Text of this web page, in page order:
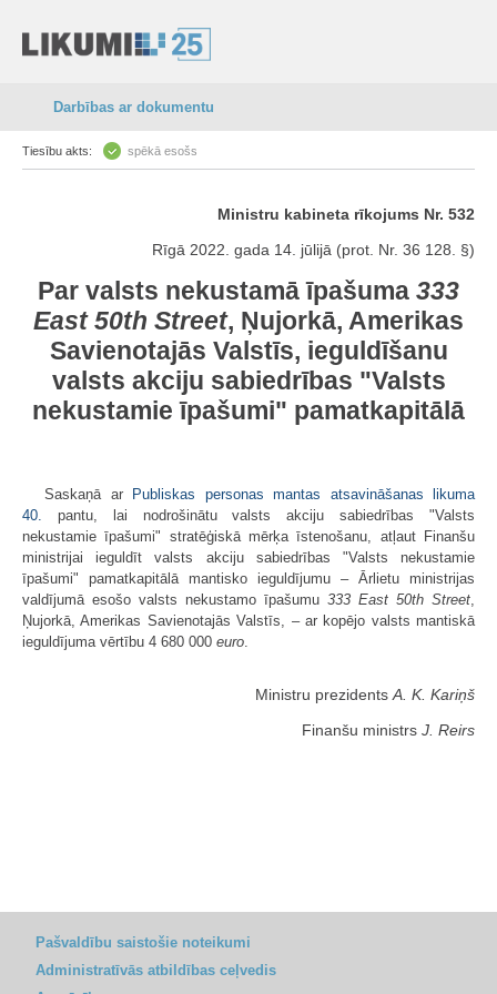
Darbības ar dokumentu
Tiesību akts: spēkā esošs
Ministru kabineta rīkojums Nr. 532
Rīgā 2022. gada 14. jūlijā (prot. Nr. 36 128. §)
Par valsts nekustamā īpašuma 333
East 50th Street, Ņujorkā, Amerikas
Savienotajās Valstīs, ieguldīšanu
valsts akciju sabiedrības "Valsts
nekustamie īpašumi" pamatkapitālā
Saskaņā ar
Publiskas personas mantas atsavināšanas likuma
40.
pantu, lai nodrošinātu valsts akciju sabiedrības "Valsts
nekustamie īpašumi" stratēģiskā mērķa īstenošanu, atļaut Finanšu
ministrijai ieguldīt valsts akciju sabiedrības "Valsts nekustamie
īpašumi" pamatkapitālā mantisko ieguldījumu – Ārlietu ministrijas
valdījumā esošo valsts nekustamo īpašumu 333 East 50th Street
Ņujorkā, Amerikas Savienotajās Valstīs, – ar kopējo valsts mantiskā
ieguldījuma vērtību 4 680 000 euro
Ministru prezidents A. K. Kariņš
Finanšu ministrs J. Reirs
Pašvaldību saistošie noteikumi
Administratīvās atbildības ceļvedis